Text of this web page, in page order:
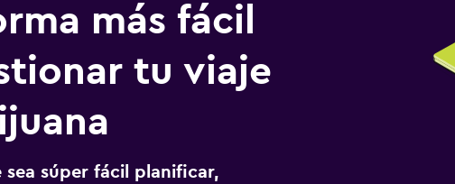
más fácil
tu viaje
sea súper fácil planificar,